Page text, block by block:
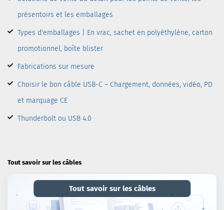
présentoirs et les emballages
Types d'emballages | En vrac, sachet en polyéthylène, carton
promotionnel, boîte blister
Fabrications sur mesure
Choisir le bon câble USB-C – Chargement, données, vidéo, PD
et marquage CE
Thunderbolt ou USB 4.0
Tout savoir sur les câbles
Tout savoir sur les câbles